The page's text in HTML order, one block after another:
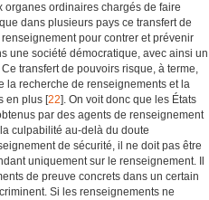
organes ordinaires chargés de faire
dans plusieurs pays ce transfert de
pour contrer et prévenir
une société démocratique, avec ainsi un
Ce transfert de pouvoirs risque, à terme,
la recherche de renseignements et la
en plus [22]. On voit donc que les États
par des agents de renseignement
culpabilité au-delà du doute
de sécurité, il ne doit pas être
uniquement sur le renseignement. Il
de preuve concrets dans un certain
Si les renseignements ne